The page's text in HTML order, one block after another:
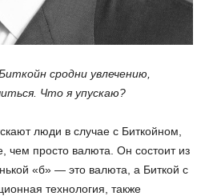
сродни увлечению,
Что я упускаю?
люди в случае с Биткойном,
чем просто валюта. Он состоит из
«б» — это валюта, а Биткой с
технология, также